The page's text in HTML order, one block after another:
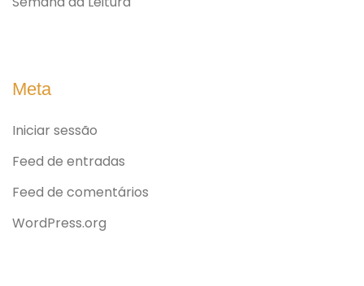
Meta
Iniciar sessão
Feed de entradas
Feed de comentários
WordPress.org